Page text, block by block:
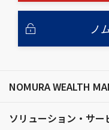
ノ
NOMURA WEALTH
ソリューション・サー